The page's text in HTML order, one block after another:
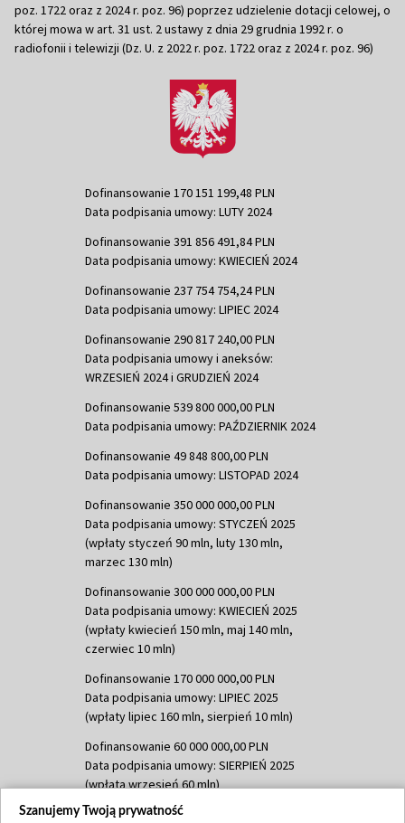
poz. 1722 oraz z 2024 r. poz. 96) poprzez udzielenie dotacji celowej, o
której mowa w art. 31 ust. 2 ustawy z dnia 29 grudnia 1992 r. o
radiofonii i telewizji (Dz. U. z 2022 r. poz. 1722 oraz z 2024 r. poz. 96)
Dofinansowanie 170 151 199,48 PLN
Data podpisania umowy: LUTY 2024
Dofinansowanie 391 856 491,84 PLN
Data podpisania umowy: KWIECIEŃ 2024
Dofinansowanie 237 754 754,24 PLN
Data podpisania umowy: LIPIEC 2024
Dofinansowanie 290 817 240,00 PLN
Data podpisania umowy i aneksów:
WRZESIEŃ 2024 i GRUDZIEŃ 2024
Dofinansowanie 539 800 000,00 PLN
Data podpisania umowy: PAŹDZIERNIK 2024
Dofinansowanie 49 848 800,00 PLN
Data podpisania umowy: LISTOPAD 2024
Dofinansowanie 350 000 000,00 PLN
Data podpisania umowy: STYCZEŃ 2025
(wpłaty styczeń 90 mln, luty 130 mln,
marzec 130 mln)
Dofinansowanie 300 000 000,00 PLN
Data podpisania umowy: KWIECIEŃ 2025
(wpłaty kwiecień 150 mln, maj 140 mln,
czerwiec 10 mln)
Dofinansowanie 170 000 000,00 PLN
Data podpisania umowy: LIPIEC 2025
(wpłaty lipiec 160 mln, sierpień 10 mln)
Dofinansowanie 60 000 000,00 PLN
Data podpisania umowy: SIERPIEŃ 2025
(wpłata wrzesień 60 mln)
Dofinansowanie 635 783 051,21 PLN
Szanujemy Twoją prywatność